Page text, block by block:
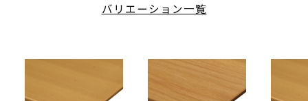
バリエーション一覧